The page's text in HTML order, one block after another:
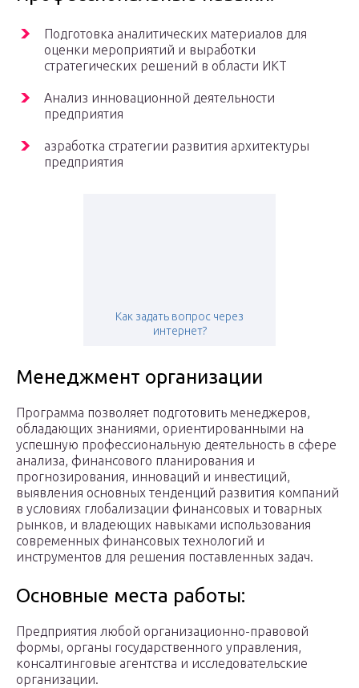
Подготовка аналитических материалов для
оценки мероприятий и выработки
стратегических решений в области ИКТ
Анализ инновационной деятельности
предприятия
азработка стратегии развития архитектуры
предприятия
Как задать вопрос через
интернет?
Менеджмент организации
Программа позволяет подготовить менеджеров,
обладающих знаниями, ориентированными на
успешную профессиональную деятельность в сфере
анализа, финансового планирования и
прогнозирования, инноваций и инвестиций,
выявления основных тенденций развития компаний
в условиях глобализации финансовых и товарных
рынков, и владеющих навыками использования
современных финансовых технологий и
инструментов для решения поставленных задач.
Основные места работы:
Предприятия любой организационно-правовой
формы, органы государственного управления,
консалтинговые агентства и исследовательские
организации.